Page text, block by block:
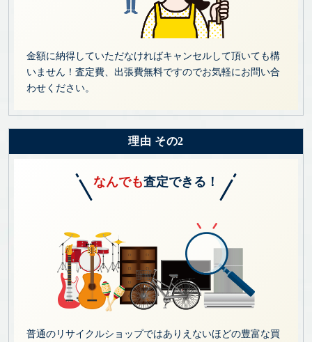
金額に納得していただなければキャンセルして頂いても構
いません！査定費、出張費無料ですのでお気軽にお問い合
わせください。
理由 その2
なんでも査定できる！
普通のリサイクルショップではありえないほどの豊富な買